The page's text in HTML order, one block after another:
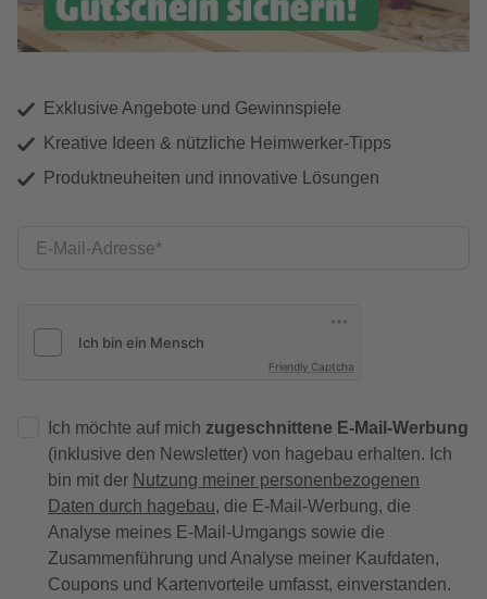
Exklusive Angebote und Gewinnspiele
Kreative Ideen & nützliche Heimwerker-Tipps
Produktneuheiten und innovative Lösungen
E-Mail-Adresse
Friendly Captcha
Ich möchte auf mich zugeschnittene E-Mail-Werbung
(inklusive den Newsletter) von hagebau erhalten. Ich
bin mit der Nutzung meiner personenbezogenen
Daten durch hagebau, die E-Mail-Werbung, die
Analyse meines E-Mail-Umgangs sowie die
Zusammenführung und Analyse meiner Kaufdaten,
Coupons und Kartenvorteile umfasst, einverstanden.